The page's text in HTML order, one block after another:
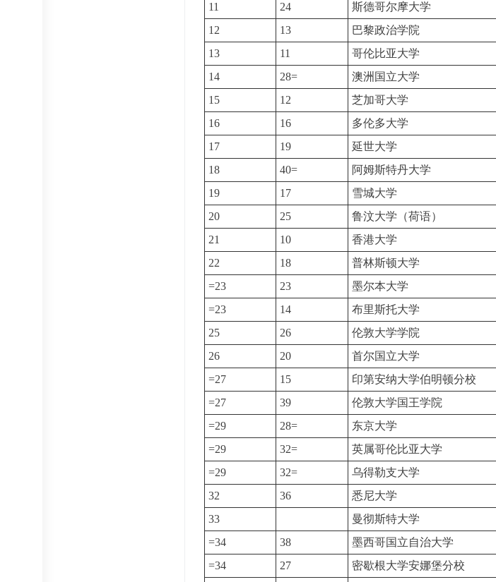
11
24 斯德哥尔摩大学
12
13 巴黎政治学院
13
11 哥伦比亚大学
14
28= 澳洲国立大学
15
12 芝加哥大学
16
16 多伦多大学
17
19 延世大学
18
40= 阿姆斯特丹大学
19
17 雪城大学
20
25 鲁汶大学（荷语）
21
10 香港大学
22
18 普林斯顿大学
=23
23 墨尔本大学
=23
14 布里斯托大学
25
26 伦敦大学学院
26
20 首尔国立大学
=27
15 印第安纳大学伯明顿分校
=27
39 伦敦大学国王学院
=29
28= 东京大学
=29
32= 英属哥伦比亚大学
=29
32= 乌得勒支大学
32
36 悉尼大学
33
曼彻斯特大学
=34
38 墨西哥国立自治大学
=34
27 密歇根大学安娜堡分校